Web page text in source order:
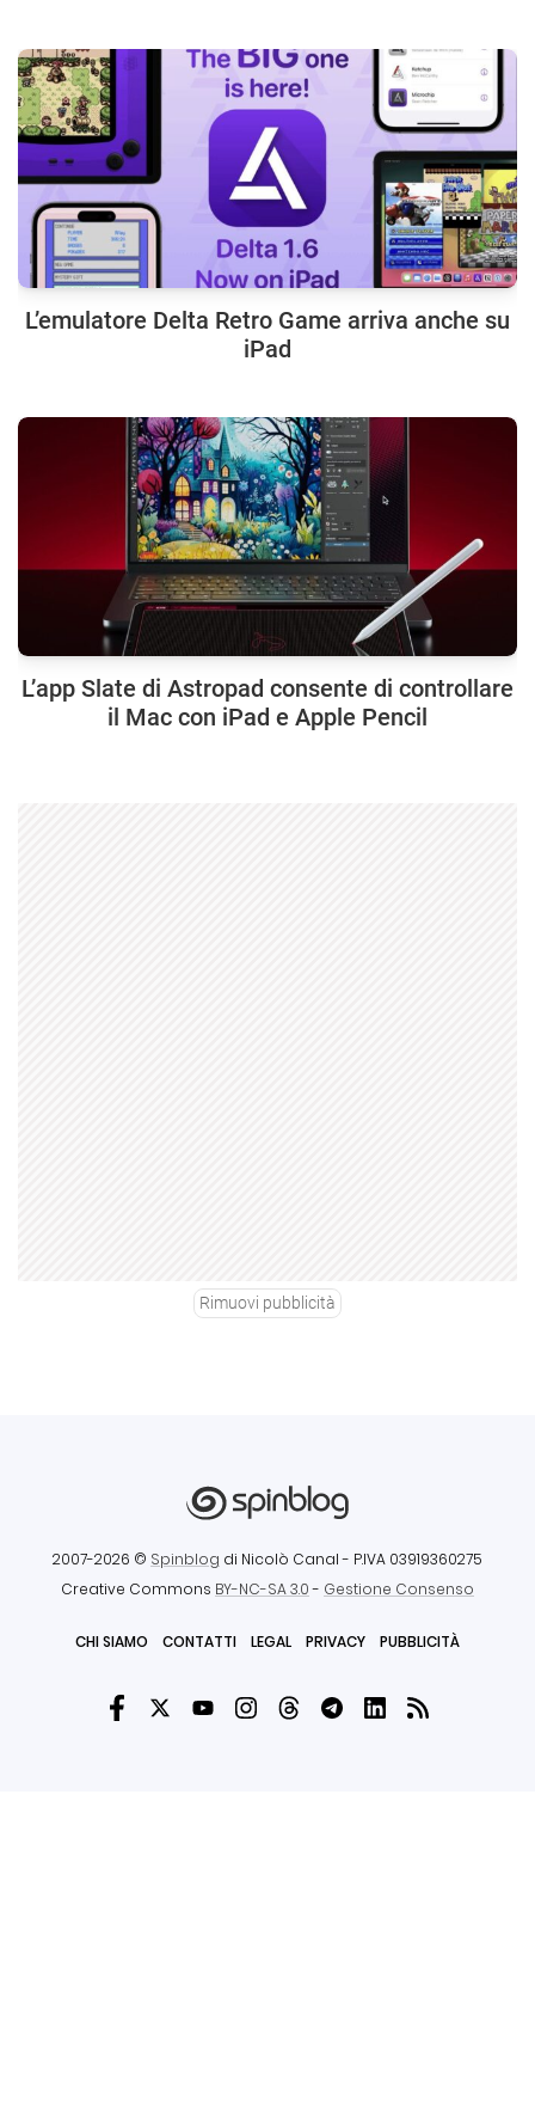
L’emulatore Delta Retro Game arriva anche su
iPad
L’app Slate di Astropad consente di controllare
il Mac con iPad e Apple Pencil
Rimuovi pubblicità
2007-2026 © Spinblog di Nicolò Canal - P.IVA 03919360275
Creative Commons BY-NC-SA 3.0- Gestione Consenso
CHI SIAMO CONTATTI LEGAL PRIVACY PUBBLICITÀ